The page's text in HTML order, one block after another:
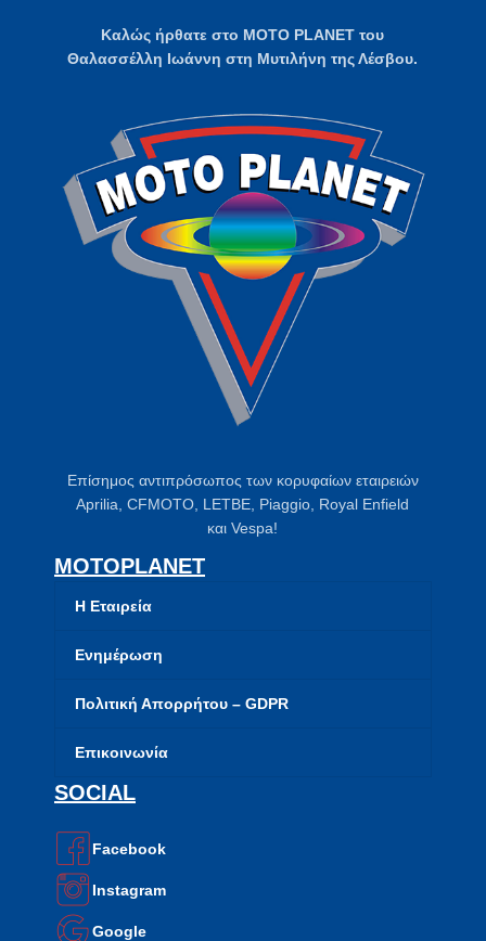
Καλώς ήρθατε στο MOTO PLANET του
Θαλασσέλλη Ιωάννη στη Μυτιλήνη της Λέσβου.
Επίσημος αντιπρόσωπος των κορυφαίων εταιρειών
Aprilia, CFMOTO, LETBE, Piaggio, Royal Enfield
και Vespa!
MOTOPLANET
Η Εταιρεία
Ενημέρωση
Πολιτική Απορρήτου – GDPR
Επικοινωνία
SOCIAL
Facebook
Instagram
Google